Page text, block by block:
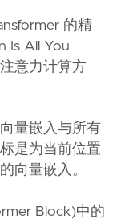
的精
Is All You
意力计算方
量嵌入与所有
是为当前位置
向量嵌入。
Block)中的